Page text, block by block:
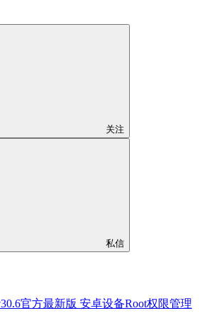
关注
私信
官方最新版 安卓设备Root权限管理